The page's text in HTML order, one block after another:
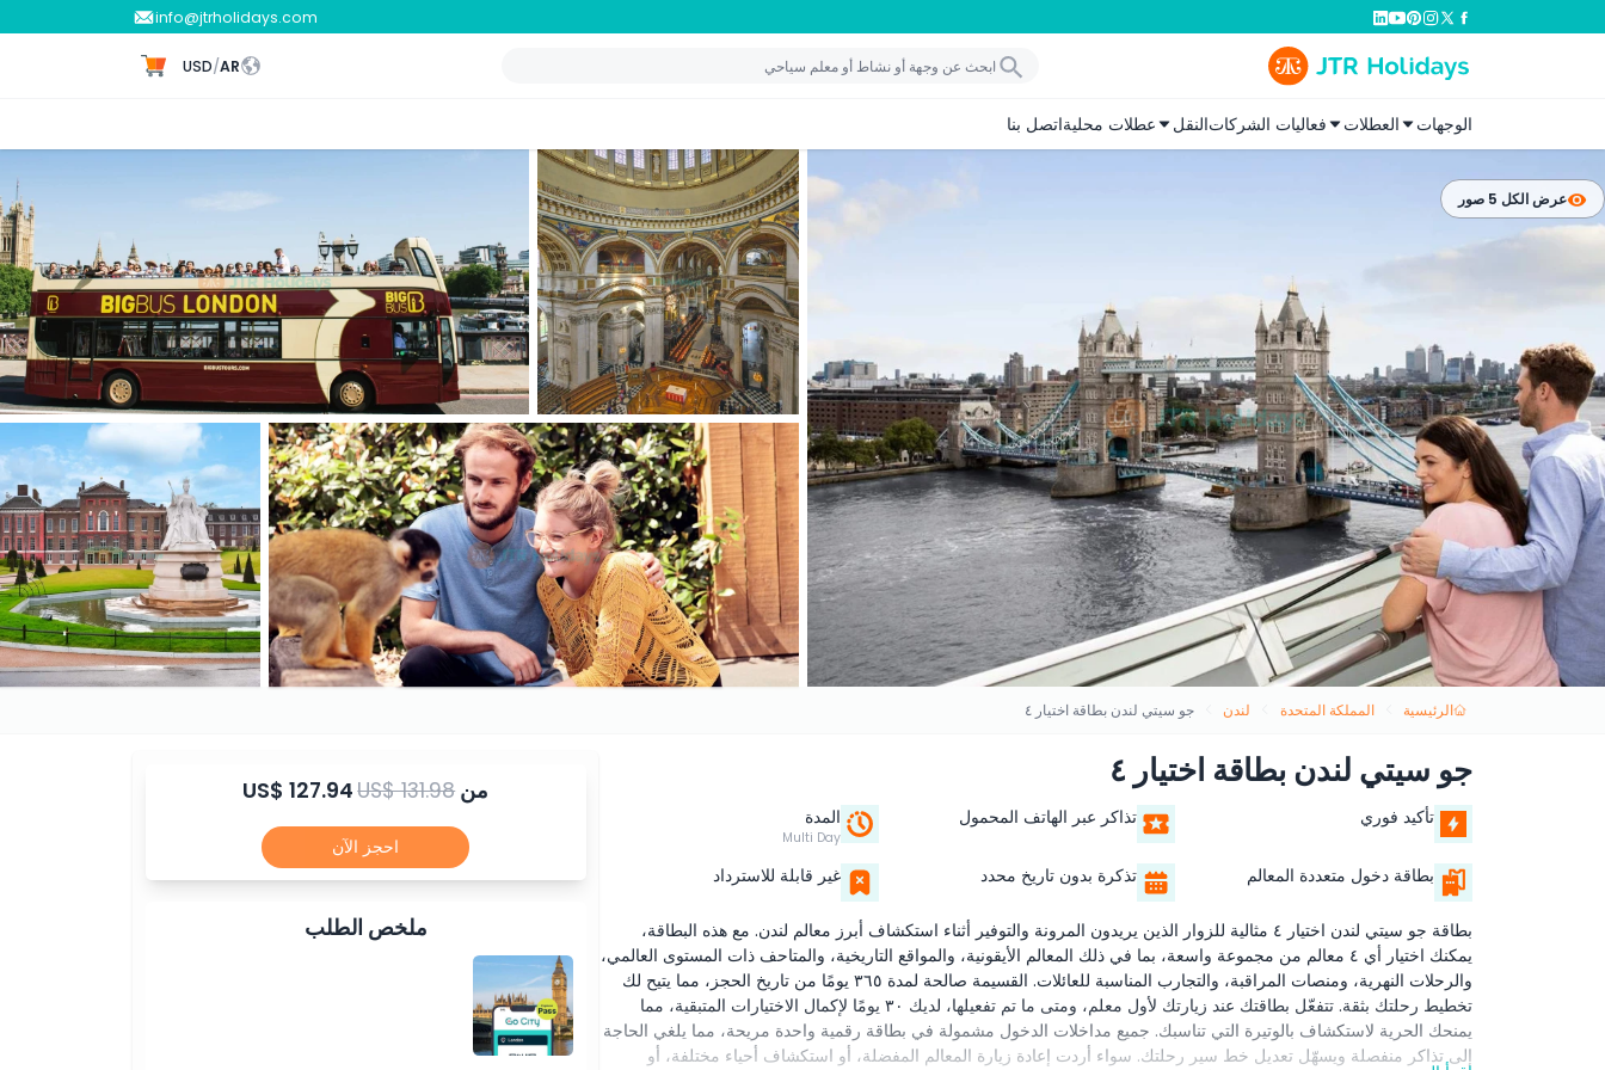
info@jtrholidays.com
AR
/
USD
الوجهات العطلات فعاليات الشركاتالنقل عطلات محليةاتصل بنا
عرض الكل 5 صور
الرئيسية المملكة المتحدة لندن جو سيتي لندن بطاقة اختيار ٤
جو سيتي لندن بطاقة اختيار ٤
تأكيد فوري تذاكر عبر الهاتف المحمول المدة
Multi Day
بطاقة دخول متعددة المعالم تذكرة بدون تاريخ محدد غير قابلة للاسترداد
بطاقة جو سيتي لندن اختيار ٤ مثالية للزوار الذين يريدون المرونة والتوفير أثناء استكشاف أبرز معالم لندن. مع هذه البطاقة،
يمكنك اختيار أي ٤ معالم من مجموعة واسعة، بما في ذلك المعالم الأيقونية، والمواقع التاريخية، والمتاحف ذات المستوى العالمي،
والرحلات النهرية، ومنصات المراقبة، والتجارب المناسبة للعائلات. القسيمة صالحة لمدة ٣٦٥ يومًا من تاريخ الحجز، مما يتيح لك
تخطيط رحلتك بثقة. تتفعّل بطاقتك عند زيارتك لأول معلم، ومتى ما تم تفعيلها، لديك ٣٠ يومًا لإكمال الاختيارات المتبقية، مما
يمنحك الحرية لاستكشاف بالوتيرة التي تناسبك. جميع مداخلات الدخول مشمولة في بطاقة رقمية واحدة مريحة، مما يلغي الحاجة
إلى تذاكر منفصلة ويسهّل تعديل خط سير رحلتك. سواء أردت إعادة زيارة المعالم المفضلة، أو استكشاف أحياء مختلفة، أو
من US$ 127.94US$ 131.98
احجز الآن
ملخص الطلب